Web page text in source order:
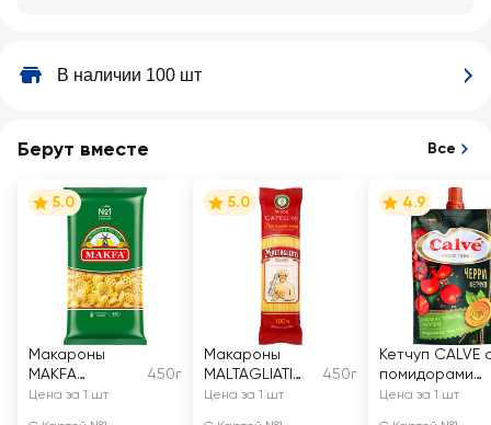
В наличии 100 шт
Берут вместе Все
5.0
Макароны
MAKFA
Цветочки
450г
Цена за 1 шт
5.0
Макароны
MALTAGLIATI
Capellini №
450г
Цена за 1 шт
4.9
Кетчуп CALVE
помидорами
черри
Цена за 1 шт